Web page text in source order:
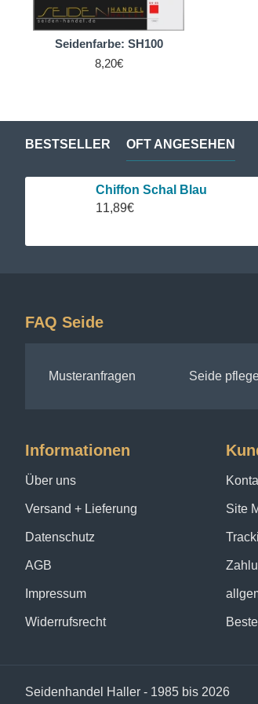
Sie können das Färbebad nach
minimal gesenkt wurde.
Überzeugen Sie sich selbst und laden
Halten Sie sich an die Färbeanleitung.
Seidenfarbe: SH100
8,20€
BESTSELLER OFT ANGESEHEN
Chiffon Schal Blau
11,89€
FAQ Seide
Musteranfragen Seide
Informationen
Über uns
Versand + Lieferung
Datenschutz
AGB
Impressum
Widerrufsrecht
Site
Seidenhandel Haller - 1985 bis 2026